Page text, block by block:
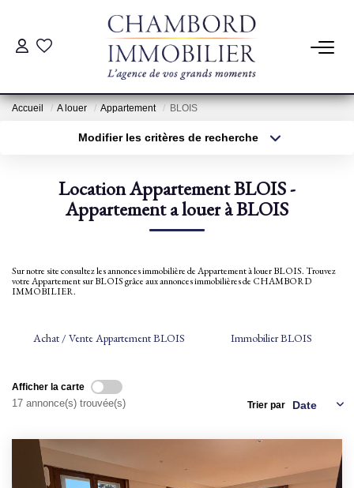
ACHAT
Pré-Estimation
SYNDIC
Accueil A louer Appartement BLOIS
Modifier les critères de recherche
Sélectionnez...
Type de bien
Surface min
Créer une alerte
Location Appartement BLOIS -
Appartement a louer à BLOIS
Sur notre site consultez les annonces immobilière de Appartement à louer BLOIS. Trouvez
votre Appartement sur BLOIS grâce aux annonces immobilières de CHAMBORD
IMMOBILIER.
Achat / Vente Appartement BLOIS Immobilier BLOIS
Afficher la carte
17 annonce(s) trouvée(s) Trier par